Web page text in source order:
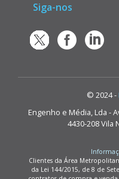
Siga-nos
© 2024 -
Engenho e Média, Lda -
4430-208 Vila
Clientes da Área
da Lei 144/2015, de 8 de